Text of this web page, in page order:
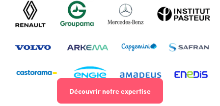
Découvrir notre expertise